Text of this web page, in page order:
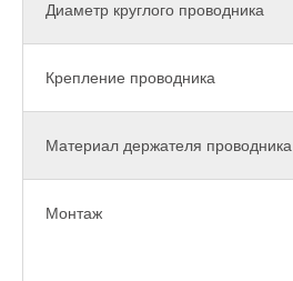
Диаметр круглого проводника
Крепление проводника
Материал держателя проводника
Монтаж